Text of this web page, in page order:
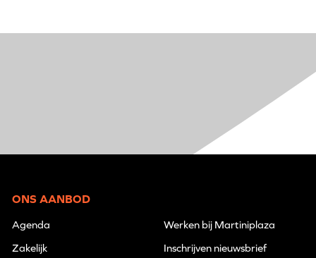
ONS AANBOD
Agenda
Zakelijk
Werken bij Martiniplaza
Inschrijven nieuwsbrief